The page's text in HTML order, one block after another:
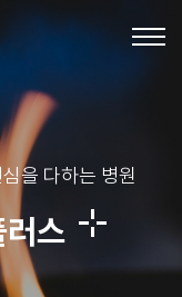
을 다하는 병원
스